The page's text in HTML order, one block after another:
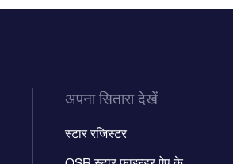
अपना सितारा देखें
स्टार रजिस्टर